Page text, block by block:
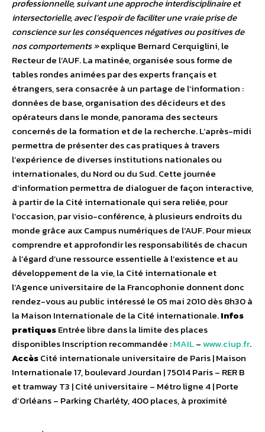
professionnelle, suivant une approche interdisciplinaire et
intersectorielle, avec l’espoir de faciliter une vraie prise de
conscience sur les conséquences négatives ou positives de
nos comportements »explique Bernard Cerquiglini, le
Recteur de l’AUF. La matinée, organisée sous forme de
tables rondes animées par des experts français et
étrangers, sera consacrée à un partage de l’information :
données de base, organisation des décideurs et des
opérateurs dans le monde, panorama des secteurs
concernés de la formation et de la recherche. L’après-midi
permettra de présenter des cas pratiques à travers
l’expérience de diverses institutions nationales ou
internationales, du Nord ou du Sud. Cette journée
d’information permettra de dialoguer de façon interactive,
à partir de la Cité internationale qui sera reliée, pour
l’occasion, par visio-conférence, à plusieurs endroits du
monde grâce aux Campus numériques de l’AUF. Pour mieux
comprendre et approfondir les responsabilités de chacun
à l’égard d’une ressource essentielle à l’existence et au
développement de la vie, la Cité internationale et
l’Agence universitaire de la Francophonie donnent donc
rendez-vous au public intéressé le 05 mai 2010 dès 8h30 à
la Maison Internationale de la Cité internationale.Infos
pratiquesEntrée libre dans la limite des places
disponibles Inscription recommandée :MAIL–www.ciup.fr.
AccèsCité internationale universitaire de Paris | Maison
Internationale 17, boulevard Jourdan | 75014 Paris – RER B
et tramway T3 | Cité universitaire – Métro ligne 4 | Porte
d’Orléans – Parking Charléty, 400 places, à proximité